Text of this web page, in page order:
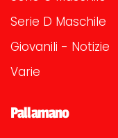
Serie D Maschile
Giovanili - Notizie
Varie
Pallamano